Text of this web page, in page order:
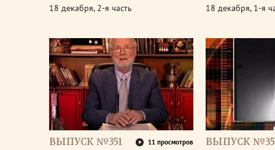
18 декабря, 2-я часть 18 декабря, 1-я
ВЫПУСК №351 11 просмотров ВЫПУСК